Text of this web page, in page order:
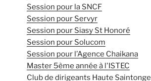
Session pour la SNCF
Session pour Servyr
Session pour Siasy St Honoré
Session pour Solucom
Session pour l’Agence Chaikana
Master 5ème année à l'ISTEC
Club de dirigeants Haute Saintonge